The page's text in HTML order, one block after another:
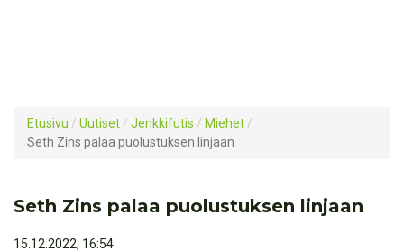
Etusivu / Uutiset / Jenkkifutis / Miehet /
Seth Zins palaa puolustuksen linjaan
Seth Zins palaa puolustuksen linjaan
15.12.2022, 16:54